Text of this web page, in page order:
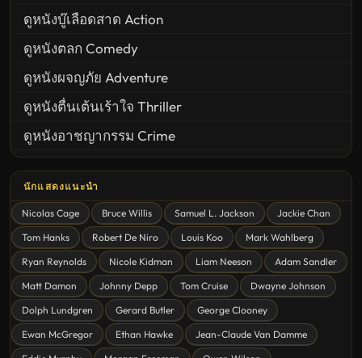
ดูหนังบู๊เลือดสาด Action
ดูหนังตลก Comedy
ดูหนังผจญภัย Adventure
ดูหนังตื่นเต้นเร้าใจ Thriller
ดูหนังอาชญากรรม Crime
ดูหนังสยองขวัญ Horror
ดูหนังโรแมนติก Romance
หนังชีวิต
ดูหนังแฟนตาซี Fantasy
ดูหนังลึกลับ Mystery
ดูหนังอนิเมชั่น Animation
นักแสดงแนะนำ
Nicolas Cage Bruce Willis Samuel L. Jackson
Jackie Chan
Tom Hanks
Robert De Niro Louis Koo
Mark Wahlberg
Ryan Reynolds
Nicole Kidman Liam Neeson
Adam Sandler
Matt Damon
Johnny Depp Tom Cruise
Dwayne Johnson
Dolph Lundgren
Gerard Butler
George Clooney
Ewan McGregor
Ethan Hawke
Jean-Claude Van Damme